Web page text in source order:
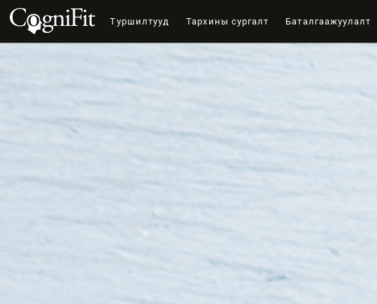
Туршилтууд Тархины сургалт Баталгаажуулалт